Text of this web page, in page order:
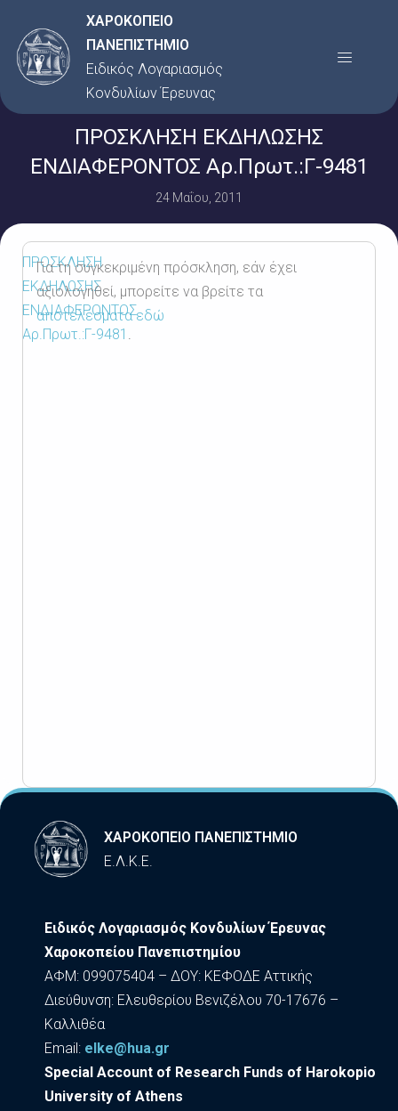
στο
περιεχόμενο
ΧΑΡΟΚΟΠΕΙΟ
ΠΑΝΕΠΙΣΤΗΜΙΟ
Ειδικός Λογαριασμός
Κονδυλίων Έρευνας
Menu
ΠΡΟΣΚΛΗΣΗ ΕΚΔΗΛΩΣΗΣ
ΕΝΔΙΑΦΕΡΟΝΤΟΣ Αρ.Πρωτ.:Γ-9481
24 Μαΐου, 2011
ΠΡΟΣΚΛΗΣΗ
ΕΚΔΗΛΩΣΗΣ
ΕΝΔΙΑΦΕΡΟΝΤΟΣ
Αρ.Πρωτ.:Γ-9481 .
Για τη συγκεκριμένη πρόσκληση, εάν έχει
αξιολογηθεί, μπορείτε να βρείτε τα
αποτελέσματα εδώ
ΧΑΡΟΚΟΠΕΙΟ ΠΑΝΕΠΙΣΤΗΜΙΟ
Ε.Λ.Κ.Ε.
Ειδικός Λογαριασμός Κονδυλίων Έρευνας
Χαροκοπείου Πανεπιστημίου
ΑΦΜ: 099075404 – ΔΟΥ: ΚΕΦΟΔΕ Αττικής
Διεύθυνση: Ελευθερίου Βενιζέλου 70-17676 –
Καλλιθέα
Εmail: elke@hua.gr
Special Account of Research Funds of Harokopio
University of Athens